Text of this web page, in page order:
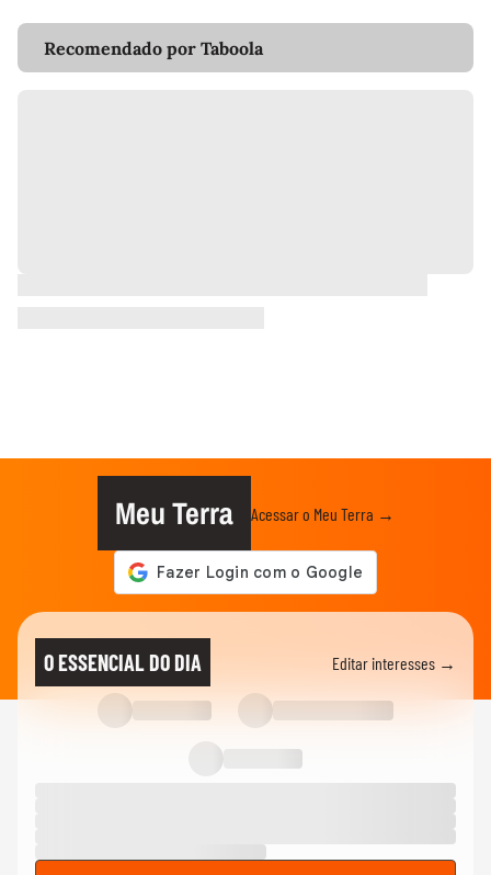
Recomendado por Taboola
Meu Terra Acessar o Meu Terra →
O ESSENCIAL DO DIA Editar interesses →